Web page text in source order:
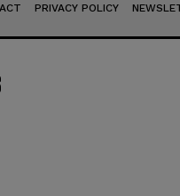
PRIVACY POLICY